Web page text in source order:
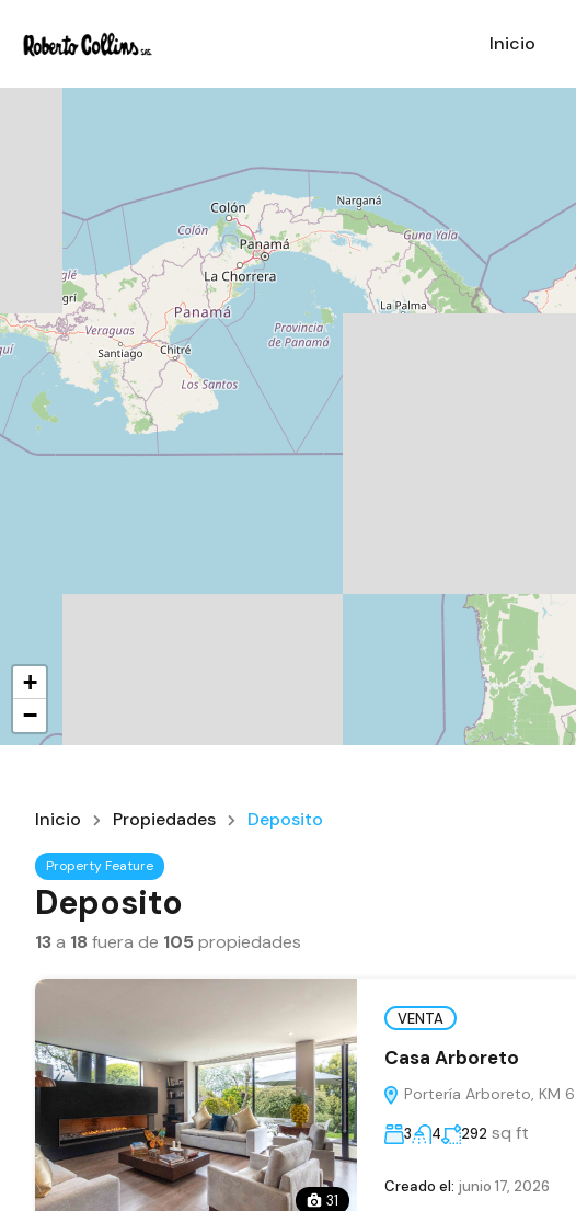
Inicio
+
−
Inicio Propiedades Deposito
Property Feature
Deposito
13a 18 fuera de 105 propiedades
31
VENTA
Casa Arboreto
Portería Arboreto, KM 6
3 4 292 sq ft
Creado el: junio 17, 2026